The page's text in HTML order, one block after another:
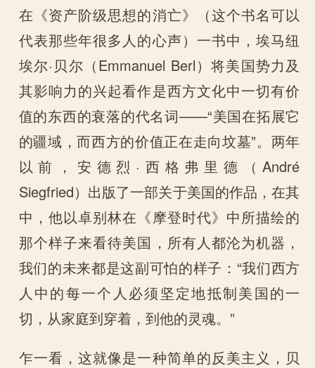
在《资产阶级思想的消亡》（这个书名可以
代表那些年很多人的心声）一书中，埃马纽
埃尔·贝尔（Emmanuel Berl）将美国势力及
其影响力的兴起看作是西方文化中一切有价
值的东西的衰落的代名词——“美国在拓展它
的疆域，而西方的价值正在走向坟墓”。两年
以前，安德烈·西格弗里德（André
Siegfried）出版了一部关于美国的作品，在其
中，他以卓别林在《摩登时代》中所描绘的
那个样子来看待美国，所有人都沦为机器，
我们的未来都是这副可怕的样子：“我们西方
人中的每一个人必须坚定地抵制美国的一
切，从家庭到穿着，到他的灵魂。”
乍一看，这就像是一种简单的反美主义，贝